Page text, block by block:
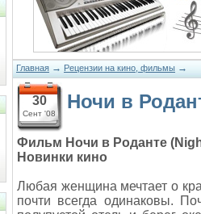
Главная → Рецензии на кино, фильмы →
30
Сент '08
Ночи в
Фильм Ночи в Роданте
Новинки кино
Любая женщина мечтает о
почти всегда одинаковы.